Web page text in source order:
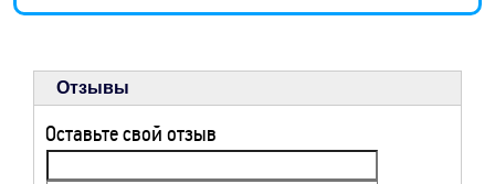
Отзывы
Оставьте свой отзыв